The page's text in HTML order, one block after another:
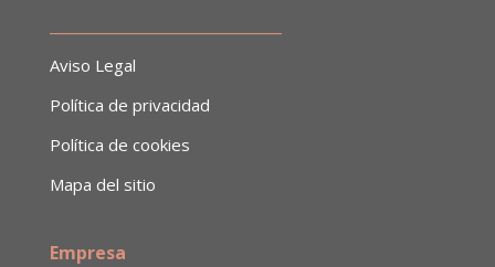
Aviso Legal
Política de privacidad
Política de cookies
Mapa del sitio
Empresa